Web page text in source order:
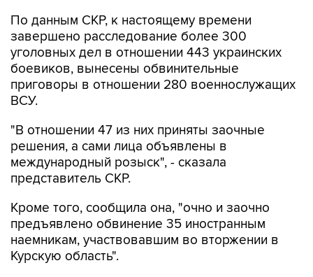
По данным СКР, к настоящему времени
завершено расследование более 300
уголовных дел в отношении 443 украинских
боевиков, вынесены обвинительные
приговоры в отношении 280 военнослужащих
ВСУ.
"В отношении 47 из них приняты заочные
решения, а сами лица объявлены в
международный розыск", - сказала
представитель СКР.
Кроме того, сообщила она, "очно и заочно
предъявлено обвинение 35 иностранным
наемникам, участвовавшим во вторжении в
Курскую область".